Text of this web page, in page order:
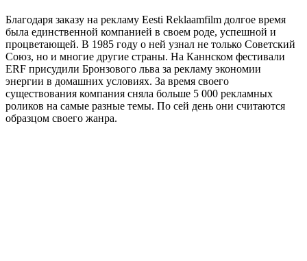
Благодаря заказу на рекламу Eesti Reklaamfilm долгое время
была единственной компанией в своем роде, успешной и
процветающей. В 1985 году о ней узнал не только Советский
Союз, но и многие другие страны. На Каннском фестивали
ERF присудили Бронзового льва за рекламу экономии
энергии в домашних условиях. За время своего
существования компания сняла больше 5 000 рекламных
роликов на самые разные темы. По сей день они считаются
образцом своего жанра.